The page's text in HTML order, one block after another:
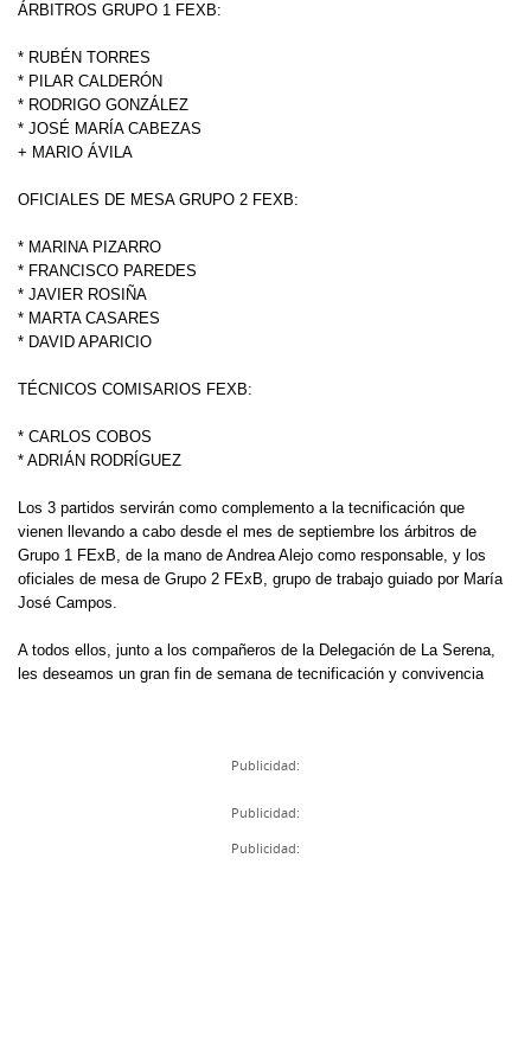
ÁRBITROS GRUPO 1 FEXB:
* RUBÉN TORRES
* PILAR CALDERÓN
* RODRIGO GONZÁLEZ
* JOSÉ MARÍA CABEZAS
+ MARIO ÁVILA
OFICIALES DE MESA GRUPO 2 FEXB:
* MARINA PIZARRO
* FRANCISCO PAREDES
* JAVIER ROSIÑA
* MARTA CASARES
* DAVID APARICIO
TÉCNICOS COMISARIOS FEXB:
* CARLOS COBOS
* ADRIÁN RODRÍGUEZ
Los 3 partidos servirán como complemento a la tecnificación que
vienen llevando a cabo desde el mes de septiembre los árbitros de
Grupo 1 FExB, de la mano de Andrea Alejo como responsable, y los
oficiales de mesa de Grupo 2 FExB, grupo de trabajo guiado por María
José Campos.
A todos ellos, junto a los compañeros de la Delegación de La Serena,
les deseamos un gran fin de semana de tecnificación y convivencia
Publicidad:
Publicidad:
Publicidad: